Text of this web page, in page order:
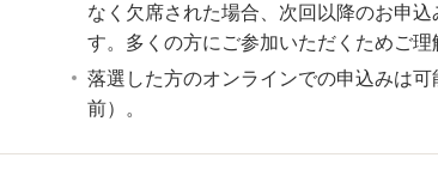
なく欠席された場合、次回以降のお申
す。多くの方にご参加いただくためご理
落選した方のオンラインでの申込みは
前）。